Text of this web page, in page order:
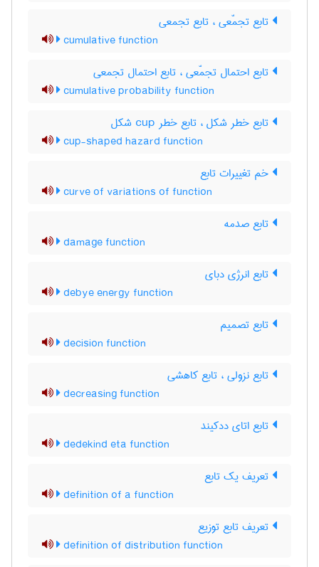
تابع تجمّعی ، تابع تجمعی
cumulative function
تابع احتمال تجمّعی ، تابع احتمال تجمعی
cumulative probability function
تابع خطر شکل ، تابع خطر ‌c‌u‌p شکل
cup-shaped hazard function
خم تغییرات تابع
curve of variations of function
تابع صدمه
damage function
تابع انرژی دبای
debye energy function
تابع تصمیم
decision function
تابع نزولی ، تابع کاهشی
decreasing function
تابع اتای ددکیند
dedekind eta function
تعریف یک تابع
definition of a function
تعریف تابع توزیع
definition of distribution function